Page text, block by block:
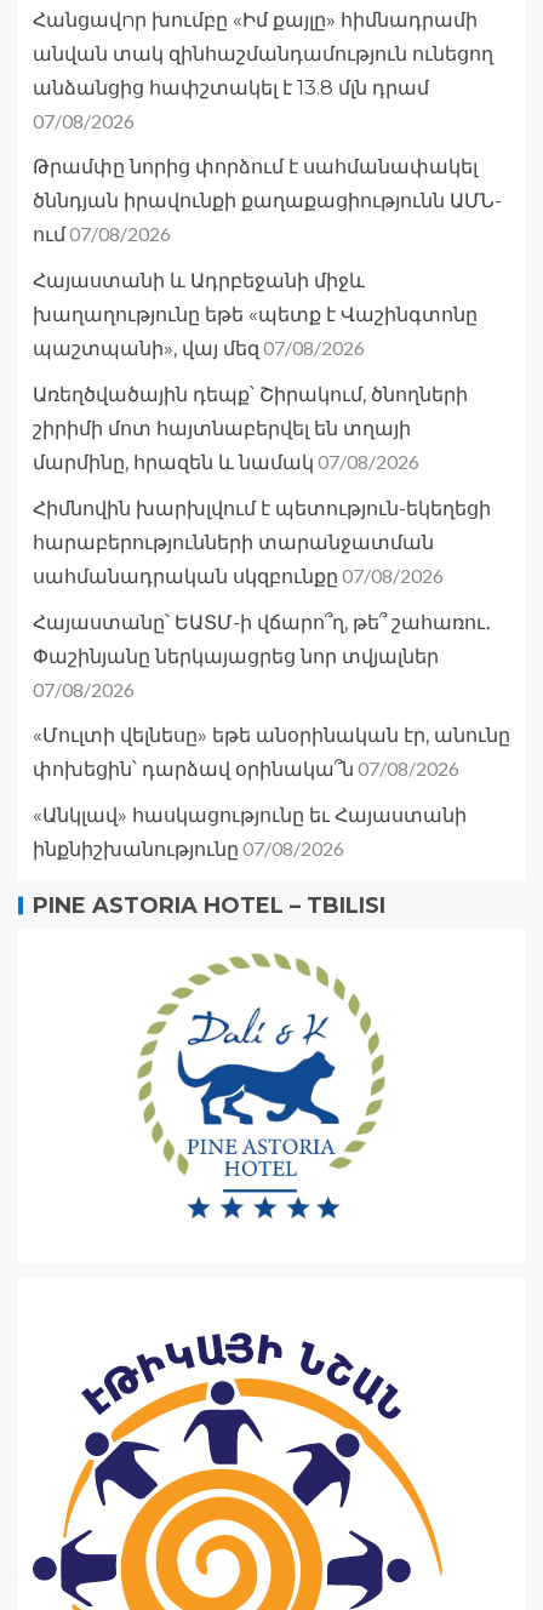
Հանցավnր խումբը «Իմ քայլը» հիմնադրամի
անվան տակ զինհաշմանդամություն ունեցող
անձանցից հափշտակել է 13.8 մլն դրամ
07/08/2026
Թրամփը նորից փորձում է սահմանափակել
ծննդյան իրավունքի քաղաքացիությունն ԱՄՆ-
ում07/08/2026
Հայաստանի և Ադրբեջանի միջև
խաղաղությունը եթե «պետք է Վաշինգտոնը
պաշտպանի», վայ մեզ 07/08/2026
Առեղծվածային դեպք՝ Շիրակում, ծնողների
շիրիմի մոտ հայտնաբերվել են տղայի
մարմինը, հրազեն և նամակ 07/08/2026
Հիմնովին խարխլվում է պետություն-եկեղեցի
հարաբերությունների տարանջատման
սահմանադրական սկզբունքը 07/08/2026
Հայաստանը՝ ԵԱՏՄ-ի վճարո՞ղ, թե՞ շահառու․
Փաշինյանը ներկայացրեց նոր տվյալներ
07/08/2026
«Մուլտի վելնեսը» եթե անօրինական էր, անունը
փոխեցին՝ դարձավ օրինակա՞ն 07/08/2026
«Անկլավ» հասկացությունը եւ Հայաստանի
ինքնիշխանությունը 07/08/2026
PINE ASTORIA HOTEL – TBILISI